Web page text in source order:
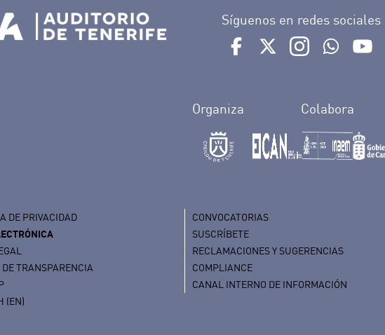
Síguenos en redes sociales
Ir a perfil de Auditorio de
Ir a perfil deIr a perfil de
Ir al
Organiza Colabora
DE PRIVACIDAD
CONVOCATORIAS
SUSCRÍBETE
RECLAMACIONES Y SUGERENCIAS
DE TRANSPARENCIA
COMPLIANCE
CANAL INTERNO DE INFORMACIÓN
(EN)